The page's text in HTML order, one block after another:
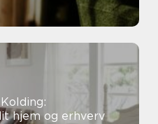
hjem og erhverv